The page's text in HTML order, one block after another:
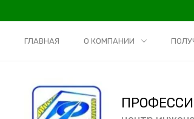
ГЛАВНАЯ О КОМПАНИИ